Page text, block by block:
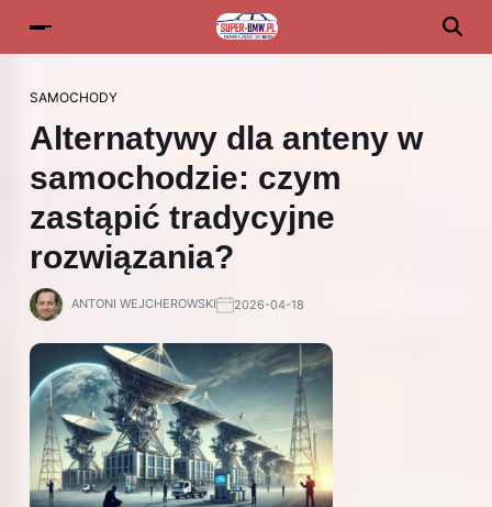
SAMOCHODY
Alternatywy dla anteny w
samochodzie: czym
zastąpić tradycyjne
rozwiązania?
ANTONI WEJCHEROWSKI 2026-04-18